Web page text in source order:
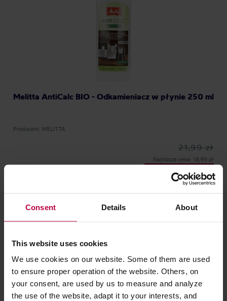
Consent Details About
This website uses cookies
We use cookies on our website. Some of them are used
to ensure proper operation of the website. Others, on
your consent, are used by us to measure and analyze
the use of the website, adapt it to your interests, and
Melitta AntiCalc BIO - Odkamieniacz w płynie 250 ml
Producent: MELITTA
21,99 zł
Najniższa cena: 18,99 zł
18,99 zł
OSTATNIE SZTUKI